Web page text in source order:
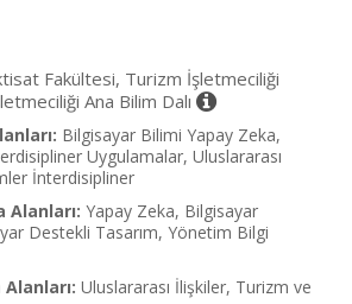
Fakültesi, Turizm İşletmeciliği
Ana Bilim Dalı
Bilgisayar Bilimi Yapay Zeka,
Uygulamalar, Uluslararası
İnterdisipliner
Alanları: Yapay Zeka, Bilgisayar
Destekli Tasarım, Yönetim Bilgi
Uluslararası İlişkiler, Turizm ve